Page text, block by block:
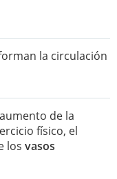
la circulación
de la
físico, el
los vasos